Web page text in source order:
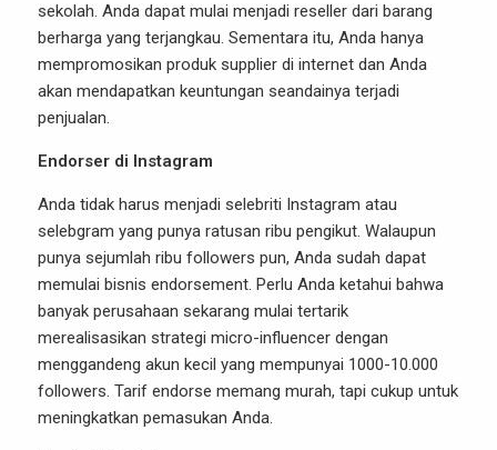
sekolah. Anda dapat mulai menjadi reseller dari barang
berharga yang terjangkau. Sementara itu, Anda hanya
mempromosikan produk supplier di internet dan Anda
akan mendapatkan keuntungan seandainya terjadi
penjualan.
Endorser di Instagram
Anda tidak harus menjadi selebriti Instagram atau
selebgram yang punya ratusan ribu pengikut. Walaupun
punya sejumlah ribu followers pun, Anda sudah dapat
memulai bisnis endorsement. Perlu Anda ketahui bahwa
banyak perusahaan sekarang mulai tertarik
merealisasikan strategi micro-influencer dengan
menggandeng akun kecil yang mempunyai 1000-10.000
followers. Tarif endorse memang murah, tapi cukup untuk
meningkatkan pemasukan Anda.